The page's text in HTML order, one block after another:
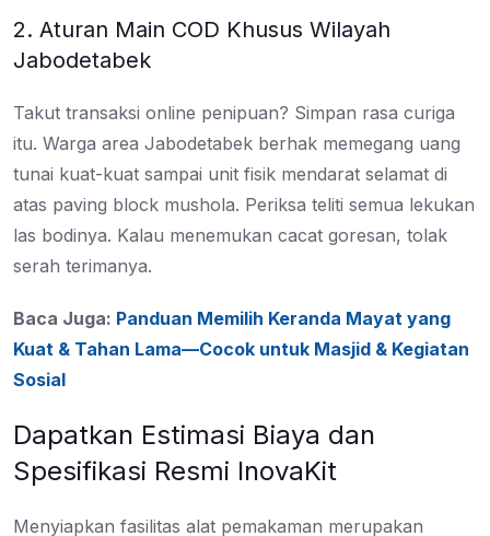
2. Aturan Main COD Khusus Wilayah
Jabodetabek
Takut transaksi online penipuan? Simpan rasa curiga
itu. Warga area Jabodetabek berhak memegang uang
tunai kuat-kuat sampai unit fisik mendarat selamat di
atas paving block mushola. Periksa teliti semua lekukan
las bodinya. Kalau menemukan cacat goresan, tolak
serah terimanya.
Baca Juga: Panduan Memilih Keranda Mayat yang
Kuat & Tahan Lama—Cocok untuk Masjid & Kegiatan
Sosial
Dapatkan Estimasi Biaya dan
Spesifikasi Resmi InovaKit
Menyiapkan fasilitas alat pemakaman merupakan